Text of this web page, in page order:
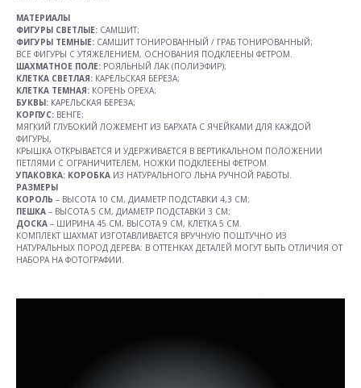
МАТЕРИАЛЫ
ФИГУРЫ СВЕТЛЫЕ: САМШИТ;
ФИГУРЫ ТЕМНЫЕ: САМШИТ ТОНИРОВАННЫЙ / ГРАБ ТОНИРОВАННЫЙ;
ВСЕ ФИГУРЫ С УТЯЖЕЛЕНИЕМ, ОСНОВАНИЯ ПОДКЛЕЕНЫ ФЕТРОМ.
ШАХМАТНОЕ ПОЛЕ: РОЯЛЬНЫЙ ЛАК (ПОЛИЭФИР);
КЛЕТКА СВЕТЛАЯ: КАРЕЛЬСКАЯ БЕРЕЗА;
КЛЕТКА ТЕМНАЯ: КОРЕНЬ ОРЕХА;
БУКВЫ: КАРЕЛЬСКАЯ БЕРЕЗА;
КОРПУС: ВЕНГЕ;
МЯГКИЙ ГЛУБОКИЙ ЛОЖЕМЕНТ ИЗ БАРХАТА С ЯЧЕЙКАМИ ДЛЯ КАЖДОЙ
ФИГУРЫ,
КРЫШКА ОТКРЫВАЕТСЯ И УДЕРЖИВАЕТСЯ В ВЕРТИКАЛЬНОМ ПОЛОЖЕНИИ
ПЕТЛЯМИ С ОГРАНИЧИТЕЛЕМ, НОЖКИ ПОДКЛЕЕНЫ ФЕТРОМ.
УПАКОВКА: КОРОБКА ИЗ НАТУРАЛЬНОГО ЛЬНА РУЧНОЙ РАБОТЫ.
РАЗМЕРЫ
КОРОЛЬ – ВЫСОТА 10 СМ, ДИАМЕТР ПОДСТАВКИ 4,3 СМ;
ПЕШКА – ВЫСОТА 5 СМ, ДИАМЕТР ПОДСТАВКИ 3 СМ;
ДОСКА – ШИРИНА 45 СМ, ВЫСОТА 9 СМ, КЛЕТКА 5 СМ.
КОМПЛЕКТ ШАХМАТ ИЗГОТАВЛИВАЕТСЯ ВРУЧНУЮ ПОШТУЧНО ИЗ
НАТУРАЛЬНЫХ ПОРОД ДЕРЕВА: В ОТТЕНКАХ ДЕТАЛЕЙ МОГУТ БЫТЬ ОТЛИЧИЯ ОТ
НАБОРА НА ФОТОГРАФИИ.